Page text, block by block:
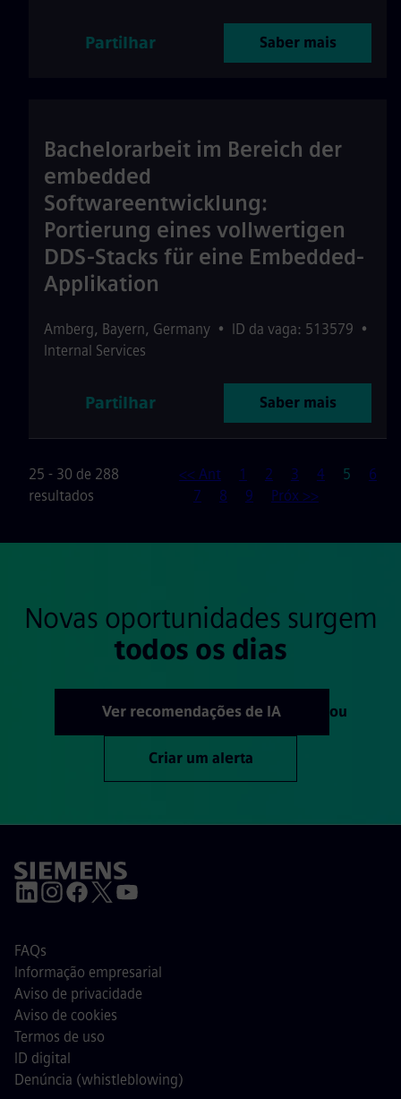
Partilhar Saber mais
Bachelorarbeit im Bereich der
embedded
Softwareentwicklung:
Portierung eines vollwertigen
DDS-Stacks für eine Embedded-
Applikation
Amberg, Bayern, Germany • ID da vaga: 513579 •
Internal Services
Partilhar Saber mais
25 - 30 de 288
resultados
<< Ant 1 2 3 4 Página
5
6
7
8 9 Próx >>
Novas oportunidades surgem
todos os dias
Ver recomendações de IA ou
Criar um alerta
FAQs
Informação empresarial
Aviso de privacidade
Aviso de cookies
Termos de uso
ID digital
Denúncia (whistleblowing)